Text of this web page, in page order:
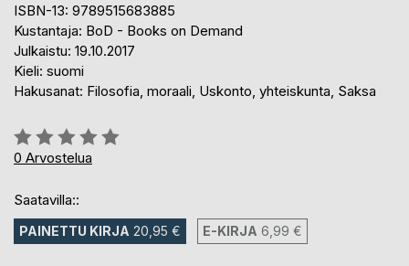
ISBN-13: 9789515683885
Kustantaja: BoD - Books on Demand
Julkaistu: 19.10.2017
Kieli: suomi
Hakusanat: Filosofia, moraali, Uskonto, yhteiskunta, Saksa
Arvostelu::
0%
0 Arvostelua
Saatavilla::
PAINETTU KIRJA 20,95 € E-KIRJA 6,99 €